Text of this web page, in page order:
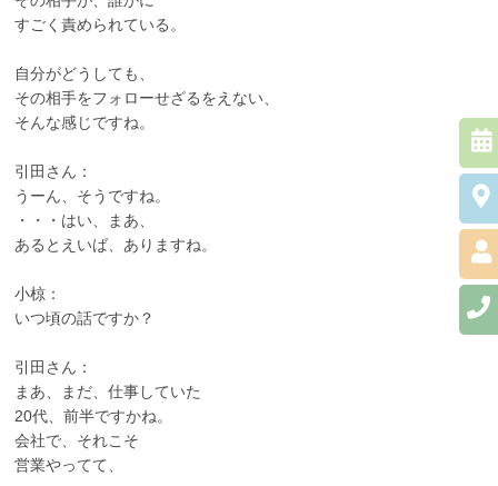
すごく責められている。
自分がどうしても、
その相手をフォローせざるをえない、
そんな感じですね。
引田さん：
うーん、そうですね。
・・・はい、まあ、
あるとえいば、ありますね。
小椋：
いつ頃の話ですか？
引田さん：
まあ、まだ、仕事していた
20代、前半ですかね。
会社で、それこそ
営業やってて、